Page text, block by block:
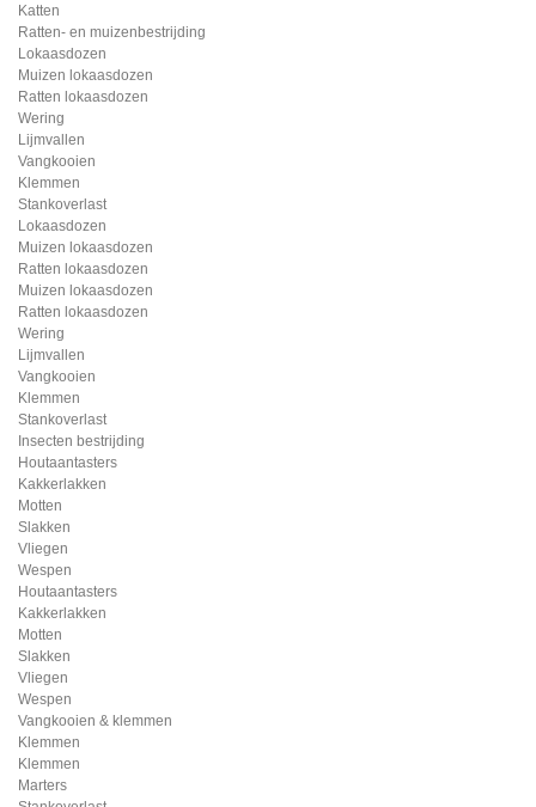
Katten
Ratten- en muizenbestrijding
Lokaasdozen
Muizen lokaasdozen
Ratten lokaasdozen
Wering
Lijmvallen
Vangkooien
Klemmen
Stankoverlast
Lokaasdozen
Muizen lokaasdozen
Ratten lokaasdozen
Muizen lokaasdozen
Ratten lokaasdozen
Wering
Lijmvallen
Vangkooien
Klemmen
Stankoverlast
Insecten bestrijding
Houtaantasters
Kakkerlakken
Motten
Slakken
Vliegen
Wespen
Houtaantasters
Kakkerlakken
Motten
Slakken
Vliegen
Wespen
Vangkooien & klemmen
Klemmen
Klemmen
Marters